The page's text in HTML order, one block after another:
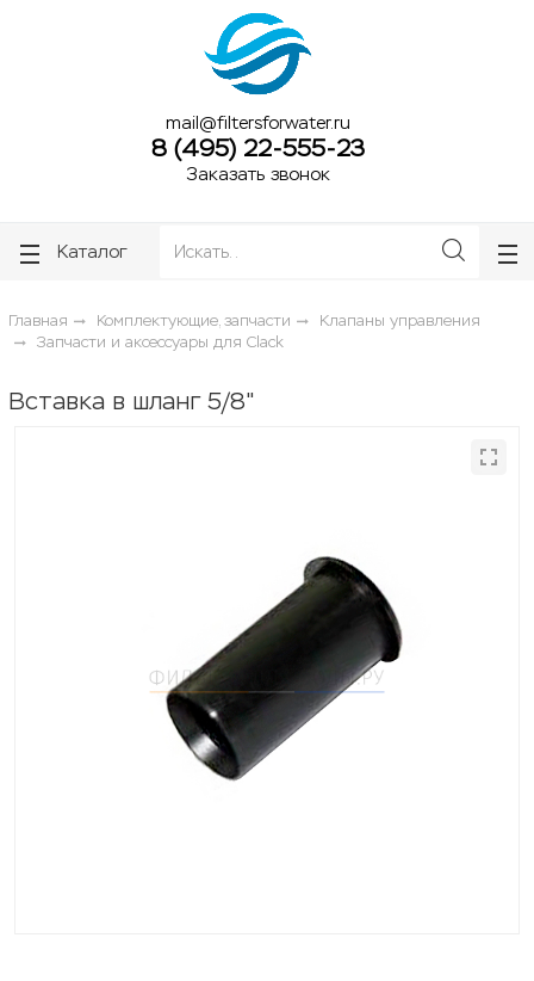
mail@filtersforwater.ru
8 (495) 22-555-23
Заказать звонок
Каталог
Главная Комплектующие, запчасти
Клапаны управления
Запчасти и аксессуары для Clack
Вставка в шланг 5/8"